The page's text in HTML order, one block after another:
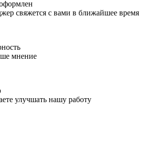
свяжется с вами в ближайшее время
мнение
улучшать нашу работу